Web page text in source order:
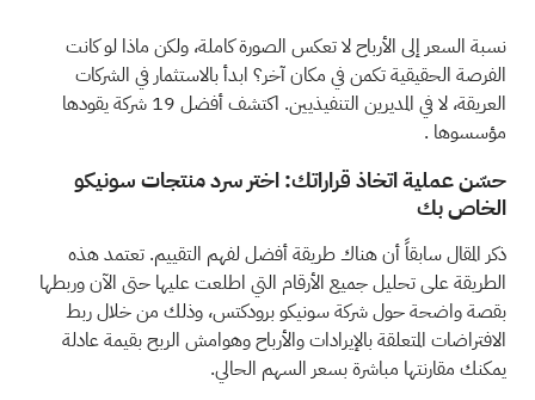
نسبة السعر إلى الأرباح لا تعكس الصورة كاملة، ولكن ماذا لو كانت
الفرصة الحقيقية تكمن في مكان آخر؟ ابدأ بالاستثمار في الشركات
العريقة، لا في المديرين التنفيذيين. اكتشف أفضل 19 شركة يقودها
مؤسسوها .
حسّن عملية اتخاذ قراراتك: اختر سرد منتجات سونيكو
الخاص بك
ذكر المقال سابقاً أن هناك طريقة أفضل لفهم التقييم. تعتمد هذه
الطريقة على تحليل جميع الأرقام التي اطلعت عليها حتى الآن وربطها
بقصة واضحة حول شركة سونيكو برودكتس، وذلك من خلال ربط
الافتراضات المتعلقة بالإيرادات والأرباح وهوامش الربح بقيمة عادلة
يمكنك مقارنتها مباشرة بسعر السهم الحالي.